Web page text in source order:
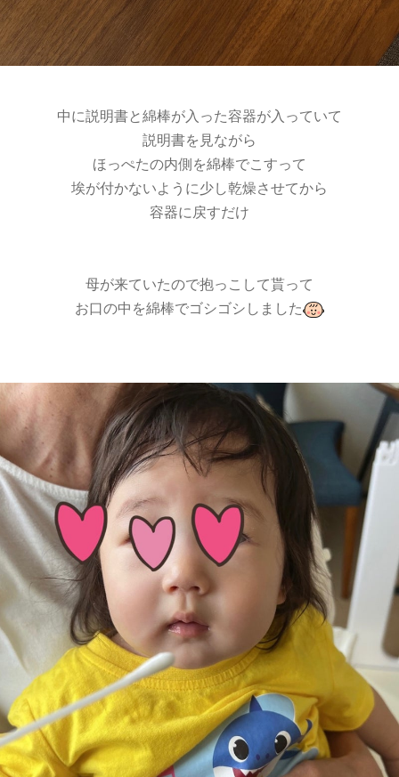
中に説明書と綿棒が入った容器が入っていて
説明書を見ながら
ほっぺたの内側を綿棒でこすって
埃が付かないように少し乾燥させてから
容器に戻すだけ
母が来ていたので抱っこして貰って
お口の中を綿棒でゴシゴシしました